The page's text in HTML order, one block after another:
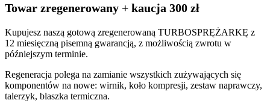
Towar zregenerowany + kaucja 300 zł
Kupujesz naszą gotową zregenerowaną TURBOSPRĘŻARKĘ z
12 miesięczną pisemną gwarancją, z możliwością zwrotu w
późniejszym terminie.
Regeneracja polega na zamianie wszystkich zużywających się
komponentów na nowe: wirnik, koło kompresji, zestaw naprawczy,
talerzyk, blaszka termiczna.